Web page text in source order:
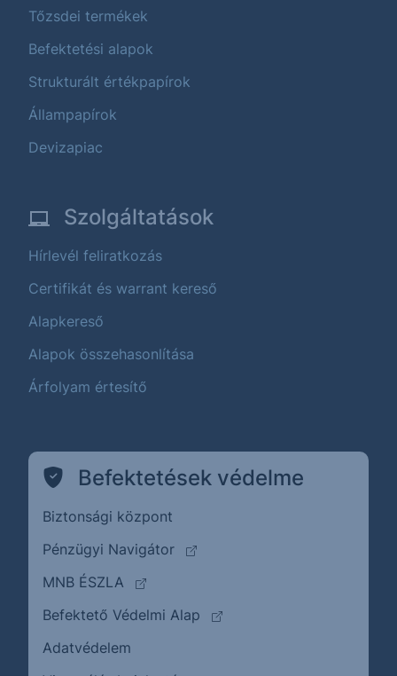
Tőzsdei termékek
Befektetési alapok
Strukturált értékpapírok
Állampapírok
Devizapiac
Szolgáltatások
Hírlevél feliratkozás
Certifikát és warrant kereső
Alapkereső
Alapok összehasonlítása
Árfolyam értesítő
Befektetések védelme
Biztonsági központ
Pénzügyi Navigátor
(külső oldalra ugrik)
MNB ÉSZLA
(külső oldalra ugrik)
Befektető Védelmi Alap
(külső oldalra ugrik)
Adatvédelem